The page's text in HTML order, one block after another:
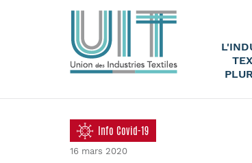
Info Covid-19
16 mars 2020